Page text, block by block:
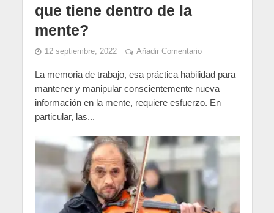
que tiene dentro de la
mente?
12 septiembre, 2022 Añadir Comentario
La memoria de trabajo, esa práctica habilidad para
mantener y manipular conscientemente nueva
información en la mente, requiere esfuerzo. En
particular, las...